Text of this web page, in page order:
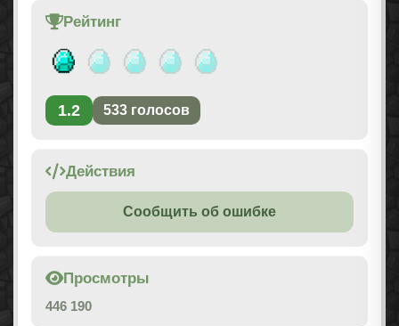
Рейтинг
1.2 533 голосов
Действия
Сообщить об ошибке
Просмотры
446 190